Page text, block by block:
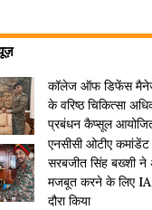
कॉलेज ऑफ डिफेंस
के वरिष्ठ चिकित्सा
प्रबंधन कैप्सूल
एनसीसी ओटीए
सरबजीत सिंह बख्शी
मजबूत करने के लिए
दौरा किया